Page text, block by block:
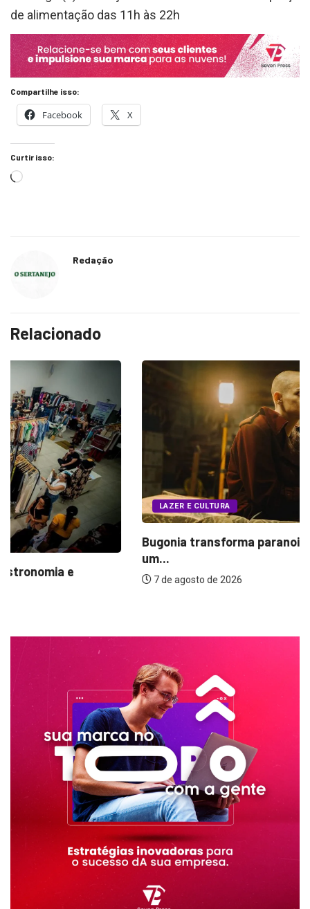
de alimentação das 11h às 22h
Compartilhe isso:
Facebook X
Curtir isso:
Redação
Relacionado
LAZER E CULTURA
Bugonia transforma paranoia e conspiração em
7 de agosto de 2026